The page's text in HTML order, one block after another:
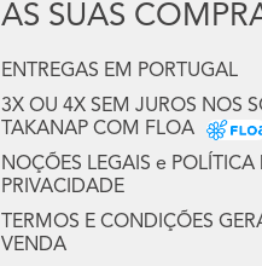
AS SUAS
ENTREGAS EM PORTUGAL
3X OU 4X SEM JUROS NOS
TAKANAP COM FLOA
NOÇÕES LEGAIS e POLÍTICA
PRIVACIDADE
TERMOS E CONDIÇÕES
VENDA